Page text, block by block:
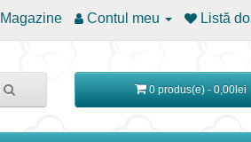
Contul meu Listă
0 produs(e) - 0,00lei